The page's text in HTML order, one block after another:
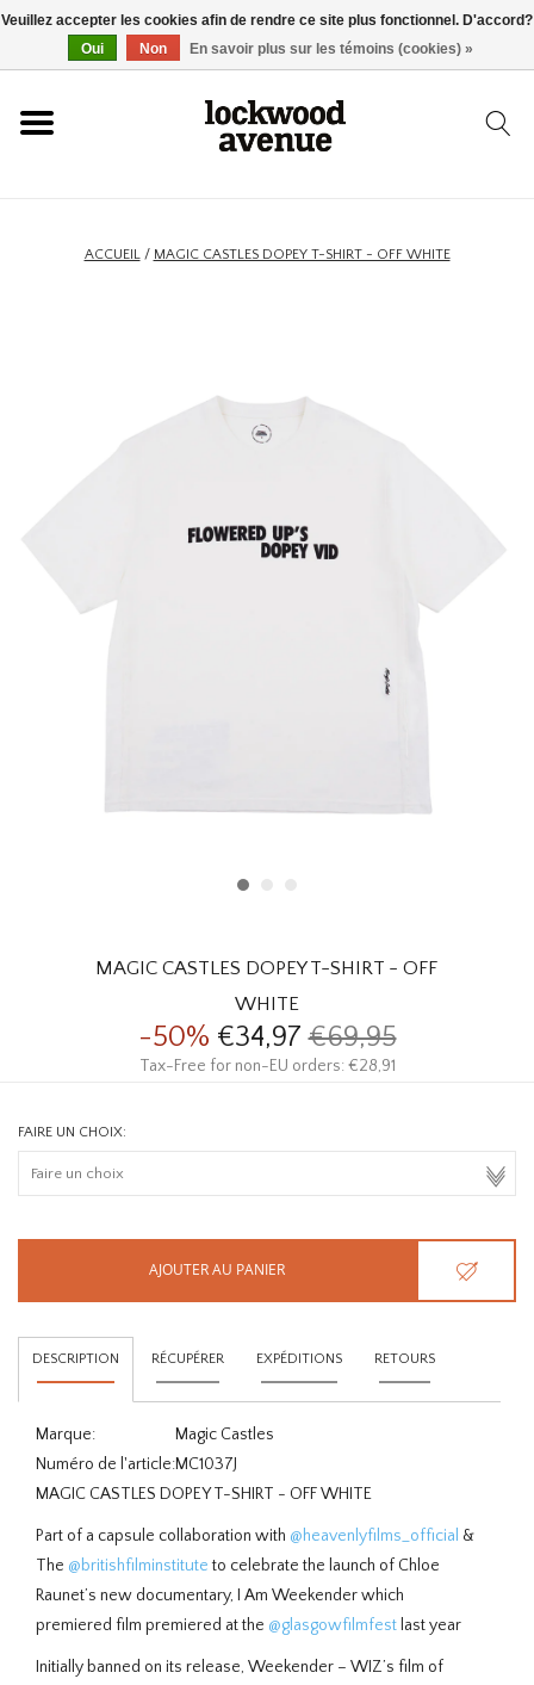
ACCUEIL
NOUVEAUACCUEIL/ MAGIC CASTLES DOPEY T-SHIRT - OFF WHITE
MAGIC CASTLES DOPEY T-SHIRT - OFF
WHITE
-50% €34,97€69,95
Tax-Free for non-EU orders: €28,91
FAIRE UN CHOIX:
AJOUTER AU PANIER
DESCRIPTION RÉCUPÉRER EXPÉDITIONS RETOURS
Marque:
Magic Castles
Numéro de l'article:MC1037J
MAGIC CASTLES DOPEY T-SHIRT - OFF WHITE
Part of a capsule collaboration with @heavenlyfilms_official &
The @britishfilminstituteto celebrate the launch of Chloe
Raunet’s new documentary, I Am Weekender which
premiered film premiered at the @glasgowfilmfest last year
Initially banned on its release, Weekender – WIZ’s film of
Veuillez accepter les cookies afin de rendre ce site plus fonctionnel. D'accord?
Oui
Non En savoir plus sur les témoins (cookies) »